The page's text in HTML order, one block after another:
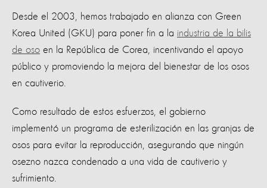
Desde el 2003, hemos trabajado en alianza con Green
Korea United (GKU) para poner fin a la industria de la bilis
de oso en la República de Corea, incentivando el apoyo
público y promoviendo la mejora del bienestar de los osos
en cautiverio.
Como resultado de estos esfuerzos, el gobierno
implementó un programa de esterilización en las granjas de
osos para evitar la reproducción, asegurando que ningún
osezno nazca condenado a una vida de cautiverio y
sufrimiento.